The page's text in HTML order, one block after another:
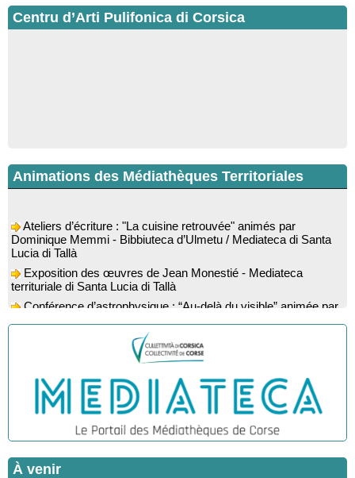
Centru d’Arti Pulifonica di Corsica
Animations des Médiathèques Territoriales
Dominique Memmi - Bibbiuteca d’Ulmetu / Mediateca di Santa
Lucia di Tallà
territuriale di Santa Lucia di Tallà
l’astrophysicien Paul Guerrini - Médiathèque - Pitretu è
Bicchisgià
Exposition des œuvres de Dominique Malberti Morin :
"Racines, peintures acryliques et aquarelles" - Mediateca
Animation : "Petits lecteurs" - Médiathèque - Pitretu è
Bicchisgià
Veillée de contes à la forêt enchantée "U Mondu ditu
mignuleddu" par la Caravane de Conteurs - Currà
Colloque : "Taravu : terre de patrimoines", Regards sur le
patrimoine religieux, roman, thermal et littéraire - Spaziu Jean-
À venir